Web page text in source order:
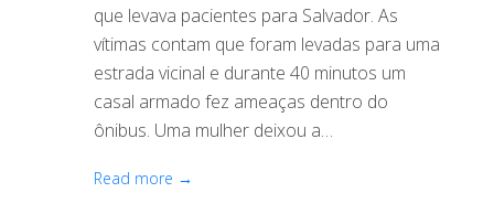
que levava pacientes para Salvador. As
vítimas contam que foram levadas para uma
estrada vicinal e durante 40 minutos um
casal armado fez ameaças dentro do
ônibus. Uma mulher deixou a…
Read more →